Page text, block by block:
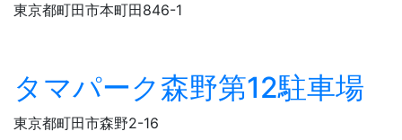
東京都町田市本町田846-1
タマパーク森野第12駐車場
東京都町田市森野2-16